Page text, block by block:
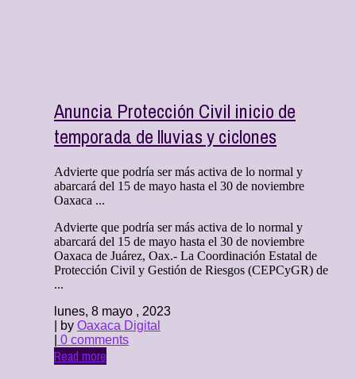
Anuncia Protección Civil inicio de
temporada de lluvias y ciclones
Advierte que podría ser más activa de lo normal y
abarcará del 15 de mayo hasta el 30 de noviembre
Oaxaca ...
Advierte que podría ser más activa de lo normal y
abarcará del 15 de mayo hasta el 30 de noviembre
Oaxaca de Juárez, Oax.- La Coordinación Estatal de
Protección Civil y Gestión de Riesgos (CEPCyGR) de
...
lunes, 8 mayo , 2023
| by Oaxaca Digital
0 comments
Read more